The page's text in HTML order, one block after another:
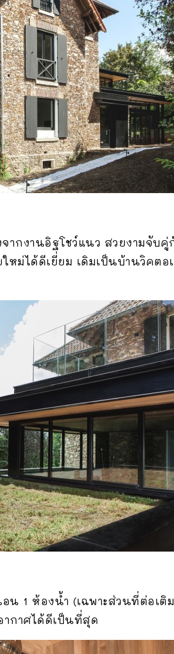
กงานอิฐโชว์แนว สวยงามจับ
ม่ได้ดีเยี่ยม เดิมเป็นบ้านวิคตอเ
1 ห้องน้ำ (เฉพาะส่วนที่ต่อเ
กาศได้ดีเป็นที่สุด